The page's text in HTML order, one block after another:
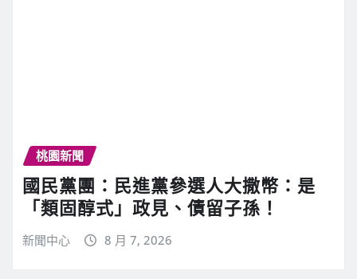
桃園新聞
國民黨團：民進黨參選人大撒幣：是
「類固醇式」政見、債留子孫！
新聞中心 8 月 7, 2026